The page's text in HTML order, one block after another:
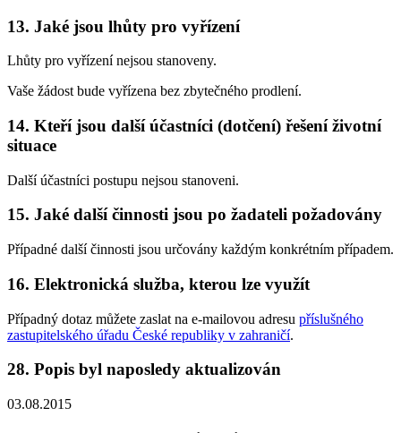
13. Jaké jsou lhůty pro vyřízení
Lhůty pro vyřízení nejsou stanoveny.
Vaše žádost bude vyřízena bez zbytečného prodlení.
14. Kteří jsou další účastníci (dotčení) řešení životní
situace
Další účastníci postupu nejsou stanoveni.
15. Jaké další činnosti jsou po žadateli požadovány
Případné další činnosti jsou určovány každým konkrétním případem.
16. Elektronická služba, kterou lze využít
Případný dotaz můžete zaslat na e-mailovou adresu příslušného
zastupitelského úřadu České republiky v zahraničí.
28. Popis byl naposledy aktualizován
03.08.2015